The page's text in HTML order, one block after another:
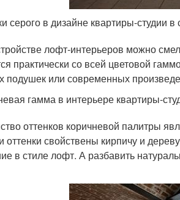
серого в дизайне квартиры-студии в
лофт-интерьеров можно
практически со всей цветовой
подушек или современных
гамма в интерьере квартиры-
оттенков коричневой палитры
оттенки свойствены кирпичу и
в стиле лофт. А разбавить